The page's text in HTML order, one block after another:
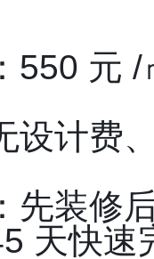
550 元 /
设计费
先装修
天快